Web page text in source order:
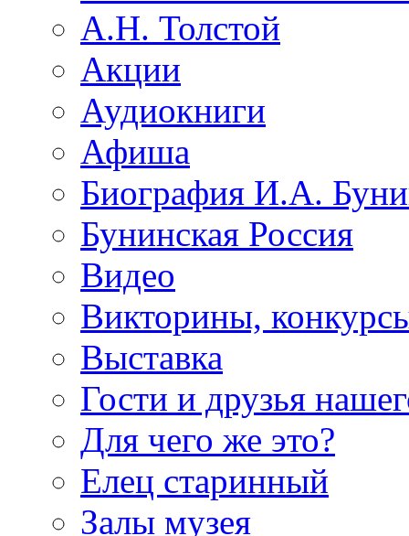
А.Н. Толстой
Акции
Аудиокниги
Афиша
Биография И.А.
Бунинская Россия
Видео
Викторины,
Выставка
Гости и друзья
Для чего же это?
Елец старинный
Залы музея